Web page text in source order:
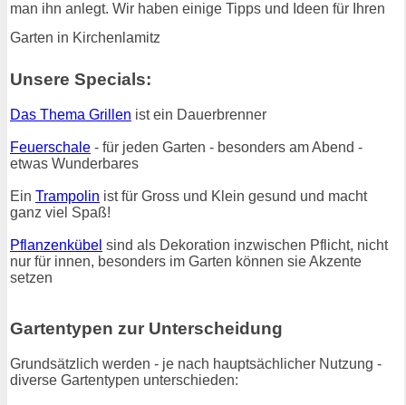
man ihn anlegt. Wir haben einige Tipps und Ideen für Ihren
Garten in Kirchenlamitz
Unsere Specials:
Das Thema Grillen ist ein Dauerbrenner
Feuerschale - für jeden Garten - besonders am Abend -
etwas Wunderbares
Ein Trampolin ist für Gross und Klein gesund und macht
ganz viel Spaß!
Pflanzenkübel sind als Dekoration inzwischen Pflicht, nicht
nur für innen, besonders im Garten können sie Akzente
setzen
Gartentypen zur Unterscheidung
Grundsätzlich werden - je nach hauptsächlicher Nutzung -
diverse Gartentypen unterschieden: